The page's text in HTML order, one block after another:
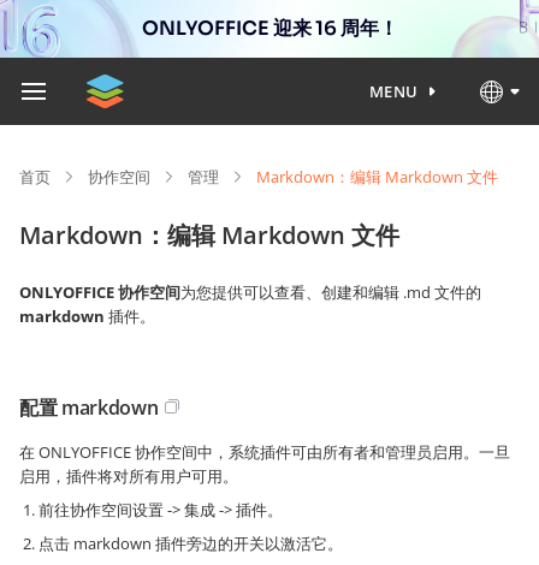
ONLYOFFICE 迎来 16 周年！
MENU
首页 协作空间 管理 Markdown：编辑 Markdown 文件
Markdown：编辑 Markdown 文件
ONLYOFFICE 协作空间为您提供可以查看、创建和编辑 .md 文件的
markdown 插件。
配置 markdown
在 ONLYOFFICE 协作空间中，系统插件可由所有者和管理员启用。一旦
启用，插件将对所有用户可用。
前往协作空间设置 -> 集成 -> 插件。
点击 markdown 插件旁边的开关以激活它。